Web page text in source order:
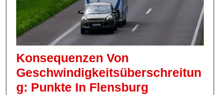
Konsequenzen Von
Geschwindigkeitsüberschreitun
G: Punkte In Flensburg